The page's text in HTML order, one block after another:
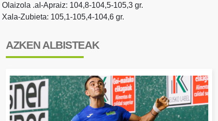
Olaizola .aI-Apraiz: 104,8-104,5-105,3 gr.
Xala-Zubieta: 105,1-105,4-104,6 gr.
AZKEN ALBISTEAK